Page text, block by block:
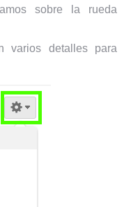
sobre la rueda
varios detalles para